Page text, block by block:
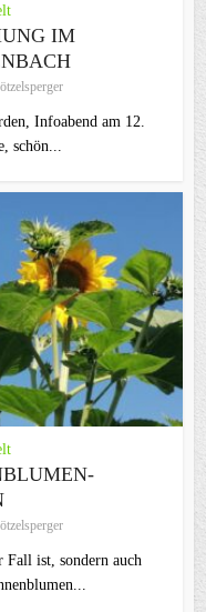
IM
Infoabend am 12.
Fall ist, sondern auch